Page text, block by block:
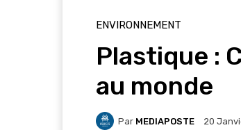
ENVIRONNEMENT
Plastique :
au monde
Par MEDIAPOSTE 20